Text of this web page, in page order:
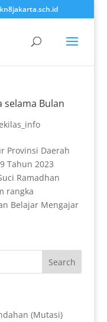
selama Bulan
Provinsi Daerah
Tahun 2023
Ramadhan
rangka
Belajar Mengajar
(Mutasi)